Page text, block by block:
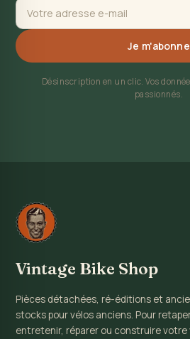
Je m'abonne
Désinscription en un clic. Vos
passionnés.
Vintage Bike Shop
Pièces détachées, ré-éditions et
stocks pour vélos anciens. Pour
entretenir, réparer ou construire votre